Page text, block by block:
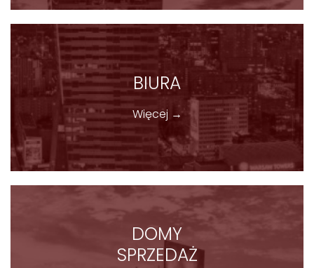
BIURA
Więcej →
DOMY
SPRZEDAŻ